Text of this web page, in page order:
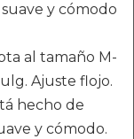
y cómodo
al tamaño M-
Ajuste flojo.
hecho de
y cómodo.